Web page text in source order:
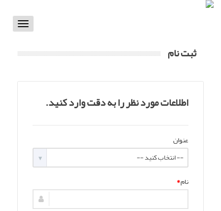
Toggle
ثبت نام
اطلاعات مورد نظر را به دقت وارد کنید.
عنوان
-- انتخاب کنید --
نام*